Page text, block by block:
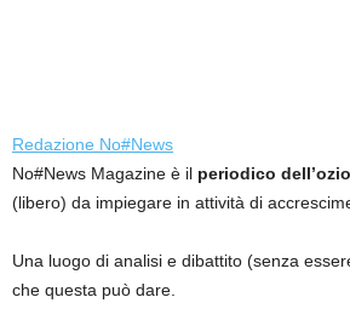
Redazione No#News
No#News Magazine è il periodico dell’ozio
(libero) da impiegare in attività di
Una luogo di analisi e dibattito (senza
che questa può dare.